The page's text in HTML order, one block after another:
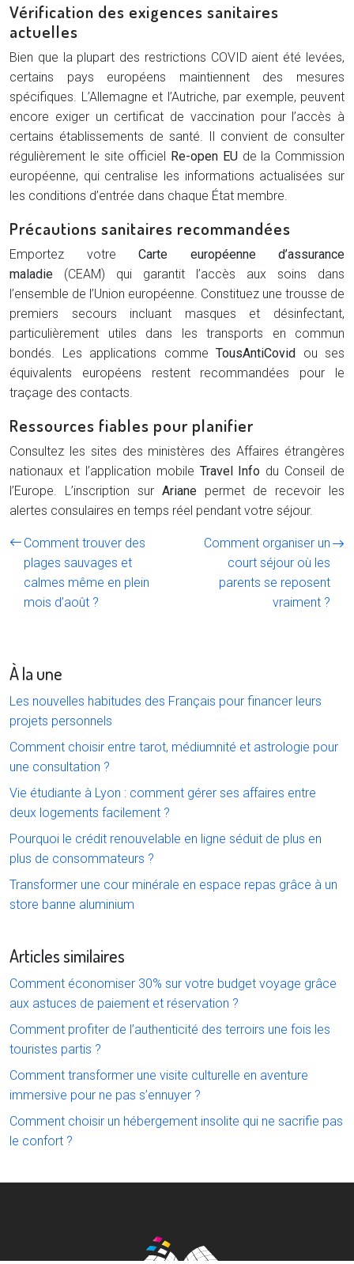
Vérification des exigences sanitaires
actuelles
Bien que la plupart des restrictions COVID aient été levées,
certains pays européens maintiennent des mesures
spécifiques. L’Allemagne et l’Autriche, par exemple, peuvent
encore exiger un certificat de vaccination pour l’accès à
certains établissements de santé. Il convient de consulter
régulièrement le site officiel Re-open EUde la Commission
européenne, qui centralise les informations actualisées sur
les conditions d’entrée dans chaque État membre.
Précautions sanitaires recommandées
Emportez votre Carte européenne d’assurance
maladie (CEAM) qui garantit l’accès aux soins dans
l’ensemble de l’Union européenne. Constituez une trousse de
premiers secours incluant masques et désinfectant,
particulièrement utiles dans les transports en commun
bondés. Les applications comme TousAntiCovid ou ses
équivalents européens restent recommandées pour le
traçage des contacts.
Ressources fiables pour planifier
Consultez les sites des ministères des Affaires étrangères
nationaux et l’application mobile Travel Info du Conseil de
l’Europe. L’inscription sur Ariane permet de recevoir les
alertes consulaires en temps réel pendant votre séjour.
Comment trouver des
plages sauvages et
calmes même en plein
mois d’août ?
Comment organiser un
court séjour où les
parents se reposent
vraiment ?
À la une
Les nouvelles habitudes des Français pour financer leurs
projets personnels
Comment choisir entre tarot, médiumnité et astrologie pour
une consultation ?
Vie étudiante à Lyon : comment gérer ses affaires entre
deux logements facilement ?
Pourquoi le crédit renouvelable en ligne séduit de plus en
plus de consommateurs ?
Transformer une cour minérale en espace repas grâce à un
store banne aluminium
Articles similaires
Comment économiser 30% sur votre budget voyage grâce
aux astuces de paiement et réservation ?
Comment profiter de l’authenticité des terroirs une fois les
touristes partis ?
Comment transformer une visite culturelle en aventure
immersive pour ne pas s’ennuyer ?
Comment choisir un hébergement insolite qui ne sacrifie pas
le confort ?